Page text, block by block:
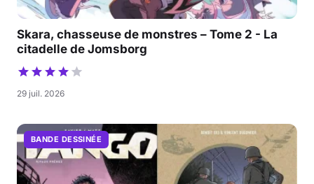
Skara, chasseuse de monstres – Tome 2 - La
citadelle de Jomsborg
29 juil. 2026
BANDE DESSINÉE